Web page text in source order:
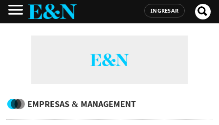
INGRESAR
EMPRESAS & MANAGEMENT